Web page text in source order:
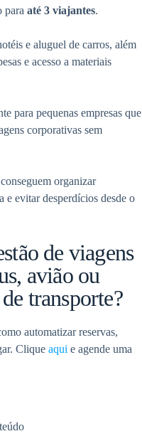
para até 3 viajantes.
e aluguel de carros, além
e acesso a materiais
para pequenas empresas que
corporativas sem
organizar
e evitar desperdícios desde o
de viagens
avião ou
transporte?
automatizar reservas,
Clique aqui e agende uma